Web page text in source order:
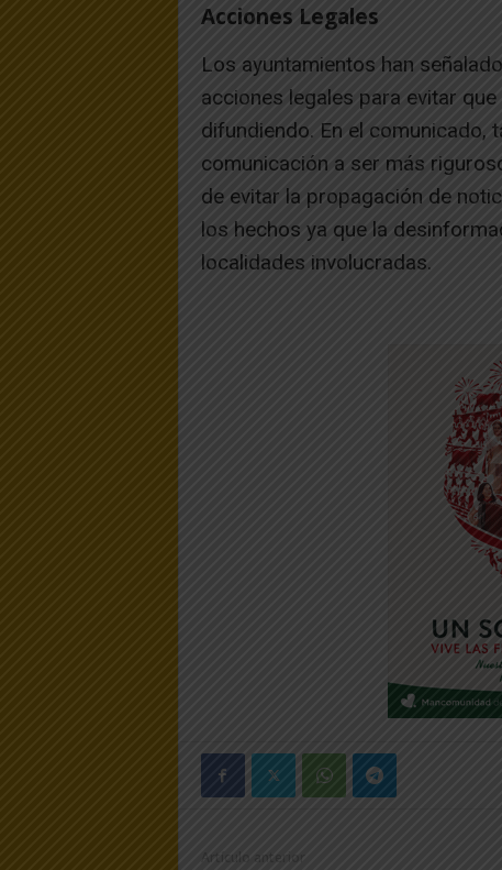
Acciones Legales
Los ayuntamientos han
acciones legales para evitar
difundiendo. En el comunicado,
comunicación a ser más
de evitar la propagación de
los hechos ya que la
localidades involucradas.
Artículo anterior